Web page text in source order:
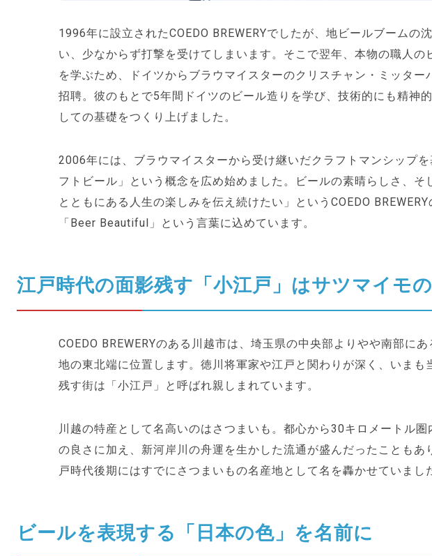
1996年に設立されたCOEDO BREWERYでしたが、地ビールブームの
い、少なからず打撃を受けてしまいます。そこで翌年、本物の職人の
を学ぶため、ドイツからブラウマイスターのクリスチャン・ミッター
招聘。彼のもとで5年間ドイツのビール造りを学び、技術的にも精神
しての基礎をつくり上げました。
2006年には、ブラウマイスターから受け継いだクラフトマンシップを
フトビール」という概念を広め始めました。ビールの素晴らしさ、そ
とともにある人生の楽しみを伝え続けたい」というCOEDO BREWERY
「Beer Beautiful」という言葉に込めています。
江戸時代の面影残す「小江戸」はサツマイモ
COEDO BREWERYのある川越市は、埼玉県の中央部よりやや南部にあ
地の東北端に位置します。徳川将軍家や江戸と関わりが深く、いまも
残す街は「小江戸」と呼ばれ親しまれています。
川越の特産として名高いのはさつまいも。都心から30キロメートル圏
の良さに加え、新河岸川の舟運を生かした流通が盛んだったこともあ
戸時代後期にはすでにさつまいもの名産地として名を轟かせていまし
ビールを表現する「日本の色」を名前に